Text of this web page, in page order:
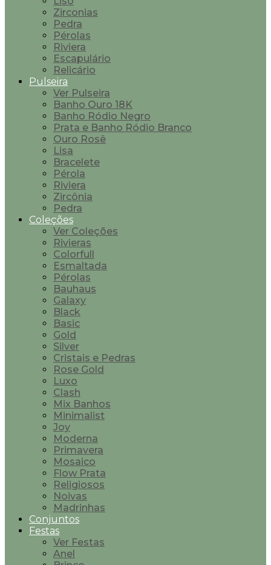
Zirconias
Pedra
Pérolas
Riviera
Escapulário
Relicário
Pulseira
Ver Pulseira
Banho Ouro 18K
Banho Ródio Negro
Prata e Banho Ródio Branco
Ouro Rosê
Lisa
Bracelete
Pérola
Riviera
Zircônia
Pedra
Coleções
Ver Coleções
Rivieras
Colorfull
Esmaltada
Pérolas
Bauhaus
Galaxy
Black
Basic
Gold
Silver
Cristais e Pedras
Rose Gold
Luxo
Clash
Mix Banhos
Minimalist
Joy
Moderna
Primavera
Mosaico
Flow Prata
Religiosos
Noivas
Madrinhas
Conjuntos
Festas
Ver Festas
Anel